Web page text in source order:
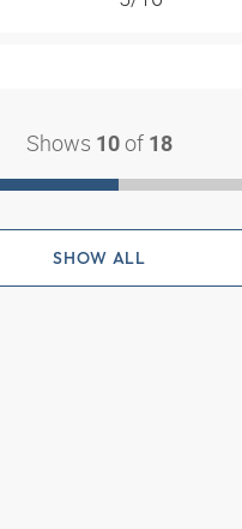
Shows 10 of 18
SHOW ALL